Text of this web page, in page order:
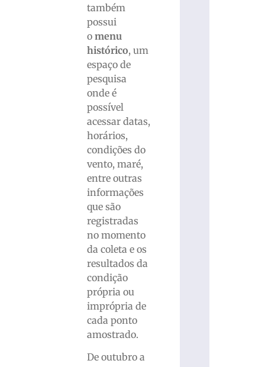
também
possui
omenu
histórico, um
espaço de
pesquisa
onde é
possível
acessar datas,
horários,
condições do
vento, maré,
entre outras
informações
que são
registradas
no momento
da coleta e os
resultados da
condição
própria ou
imprópria de
cada ponto
amostrado.
De outubro a